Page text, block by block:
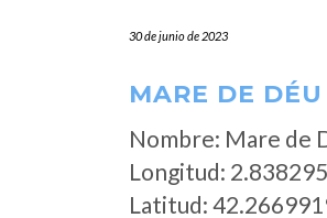
30 de junio de 2023
MARE DE
Nombre: Mare de
Longitud:
Latitud: